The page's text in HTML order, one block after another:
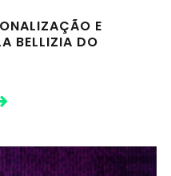
E
BELLIZIA DO